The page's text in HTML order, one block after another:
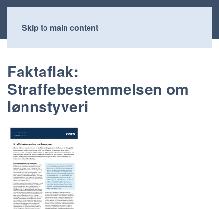
Skip to main content
Faktaflak:
Straffebestemmelsen om
lønnstyveri